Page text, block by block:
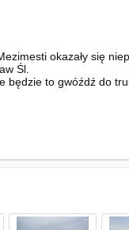
okazały się
Śl.
będzie to gwóźdź do